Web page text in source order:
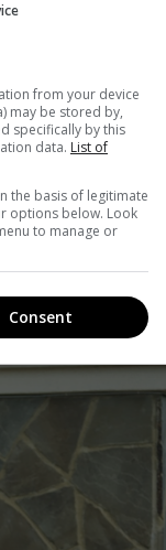
любов і
Кирило –
дівчат. Ніна
класі з Ніною
from your device
may be stored by,
specifically by this
data. List of
the basis of legitimate
options below. Look
to manage or
Consent